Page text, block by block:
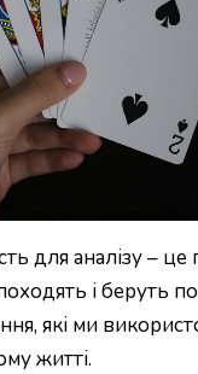
для аналізу – це
і беруть
які ми
житті.